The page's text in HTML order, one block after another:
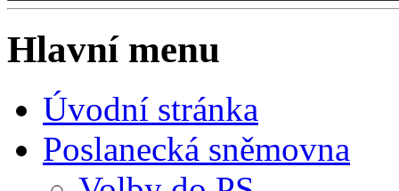
Hlavní menu
Úvodní stránka
Poslanecká sněmovna